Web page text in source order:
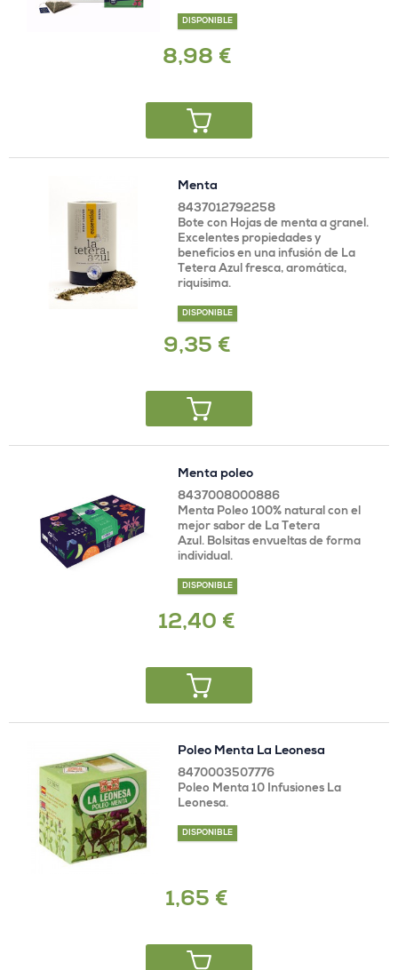
DISPONIBLE
8,98 €
Menta
8437012792258
Bote con Hojas de menta a granel.
Excelentes propiedades y
beneficios en una infusión de La
Tetera Azul fresca, aromática,
riquísima.
DISPONIBLE
9,35 €
Menta poleo
8437008000886
Menta Poleo 100% natural con el
mejor sabor de La Tetera
Azul. Bolsitas envueltas de forma
individual.
DISPONIBLE
12,40 €
Poleo Menta La Leonesa
8470003507776
Poleo Menta 10 Infusiones La
Leonesa.
DISPONIBLE
1,65 €